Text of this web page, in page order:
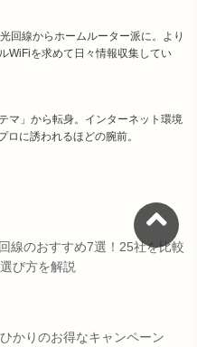
回線からホームルーター派に。より
WiFiを求めて日々情報収集してい
マ」から転身。インターネット環境
ロに誘われるほどの腕前。
線のおすすめ7選！25社を比較
び方を解説
かりのお得なキャンペーン